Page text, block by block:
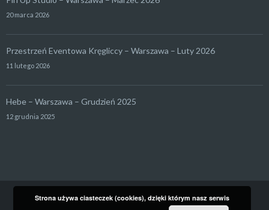
20 marca 2026
Przestrzeń Eventowa Kręgliccy – Warszawa – Luty 2026
11 lutego 2026
Hebe – Warszawa – Grudzień 2025
12 grudnia 2025
Strona używa ciasteczek (cookies), dzięki którym nasz serwis